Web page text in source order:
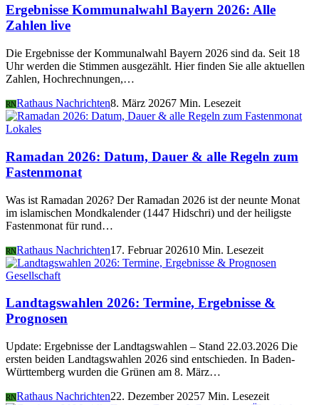
Ergebnisse Kommunalwahl Bayern 2026: Alle
Zahlen live
Die Ergebnisse der Kommunalwahl Bayern 2026 sind da. Seit 18
Uhr werden die Stimmen ausgezählt. Hier finden Sie alle aktuellen
Zahlen, Hochrechnungen,…
RNRathaus Nachrichten8. März 20267 Min. Lesezeit
Lokales
Ramadan 2026: Datum, Dauer & alle Regeln zum
Fastenmonat
Was ist Ramadan 2026? Der Ramadan 2026 ist der neunte Monat
im islamischen Mondkalender (1447 Hidschri) und der heiligste
Fastenmonat für rund…
RNRathaus Nachrichten17. Februar 202610 Min. Lesezeit
Gesellschaft
Landtagswahlen 2026: Termine, Ergebnisse &
Prognosen
Update: Ergebnisse der Landtagswahlen – Stand 22.03.2026 Die
ersten beiden Landtagswahlen 2026 sind entschieden. In Baden-
Württemberg wurden die Grünen am 8. März…
RNRathaus Nachrichten22. Dezember 20257 Min. Lesezeit